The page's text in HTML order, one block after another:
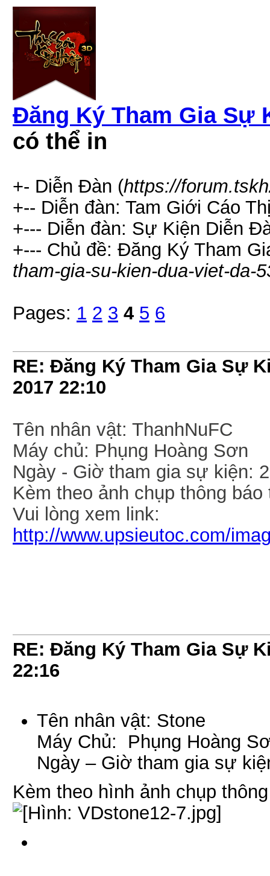
Đăng Ký Tham Gia Sự
có thể in
+- Diễn Đàn (https://
+-- Diễn đàn: Tam Giới Cáo
+--- Diễn đàn: Sự Kiện Diễn
+--- Chủ đề: Đăng Ký Tham
tham-gia-su-kien-dua-viet-da-
Pages: 1 2 3 4 5 6
RE: Đăng Ký Tham Gia Sự
2017 22:10
Tên nhân vật: ThanhNuFC
Máy chủ: Phụng Hoàng Sơn
Ngày - Giờ tham gia sự kiện:
Kèm theo ảnh chụp thông
Vui lòng xem link:
http://www.upsieutoc.com/
RE: Đăng Ký Tham Gia Sự
22:16
Tên nhân vật: Stone
Máy Chủ: Phụng Hoàng
Ngày – Giờ tham gia sự
Kèm theo hình ảnh chụp